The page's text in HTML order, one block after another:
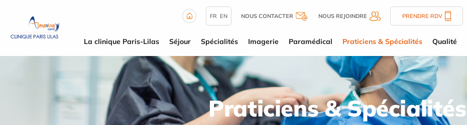
FR EN NOUS CONTACTER NOUS REJOINDRE PRENDRE RDV
La clinique Paris-Lilas Séjour Spécialités Imagerie Paramédical Praticiens & Spécialités Qualité
Praticiens & Spécialités